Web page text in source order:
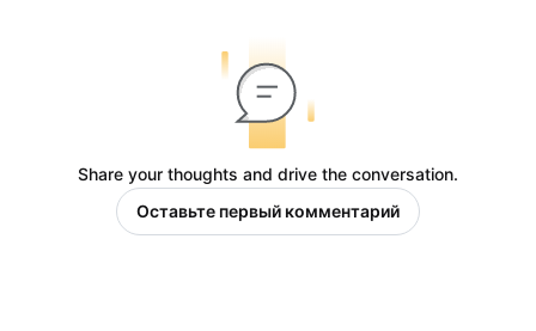
Share your thoughts and drive the conversation.
Оставьте первый комментарий